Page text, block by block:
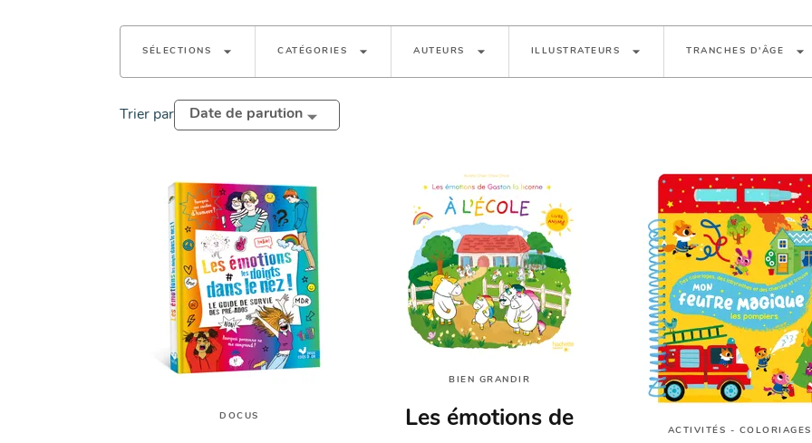
SÉLECTIONS arrow_drop_down CATÉGORIES arrow_drop_down AUTEURS arrow_drop_down ILLUSTRATEURS arrow_drop_down TRANCHES D'ÂGE arrow_drop_down
Trier par Date de parution
DOCUS
BIEN GRANDIR
Les émotions de
ACTIVITÉS - COLORIAGES